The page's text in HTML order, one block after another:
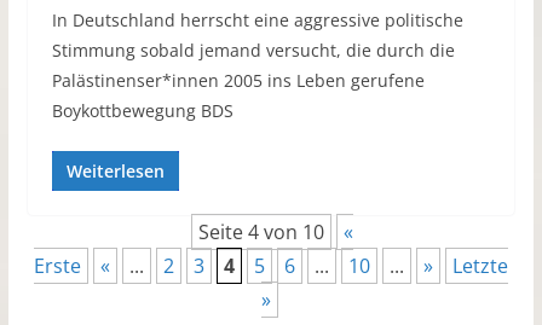
In Deutschland herrscht eine aggressive politische
Stimmung sobald jemand versucht, die durch die
Palästinenser*innen 2005 ins Leben gerufene
Boykottbewegung BDS
Weiterlesen
Seite 4 von 10
«
Erste
« ... 2 3 4 5 6 ... 10 ... »
Letzte
»